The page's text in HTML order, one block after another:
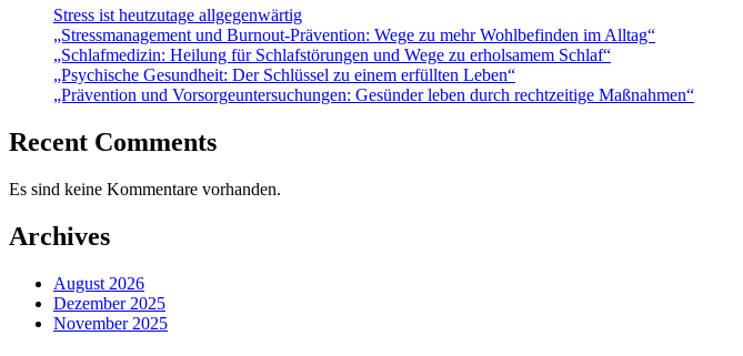
Stress ist heutzutage allgegenwärtig
„Stressmanagement und Burnout-Prävention: Wege zu mehr Wohlbefinden im Alltag“
„Schlafmedizin: Heilung für Schlafstörungen und Wege zu erholsamem Schlaf“
„Psychische Gesundheit: Der Schlüssel zu einem erfüllten Leben“
„Prävention und Vorsorgeuntersuchungen: Gesünder leben durch rechtzeitige Maßnahmen“
Recent Comments
Es sind keine Kommentare vorhanden.
Archives
August 2026
Dezember 2025
November 2025